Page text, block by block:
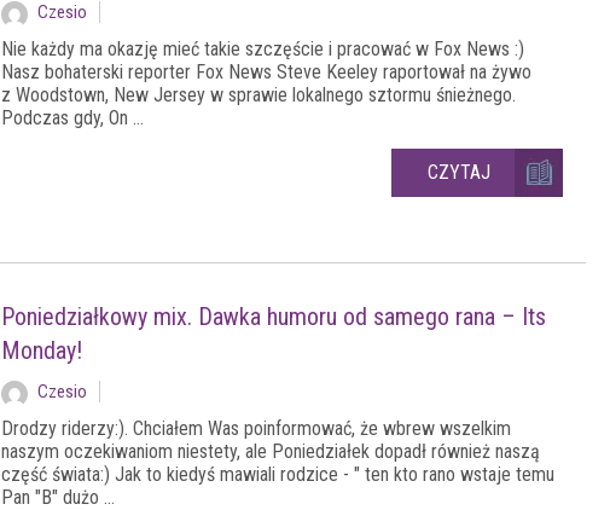
Czesio
Nie każdy ma okazję mieć takie szczęście i pracować w Fox News :)
Nasz bohaterski reporter Fox News Steve Keeley raportował na żywo
z Woodstown, New Jersey w sprawie lokalnego sztormu śnieżnego.
Podczas gdy, On ...
CZYTAJ
Poniedziałkowy mix. Dawka humoru od samego rana – Its
Monday!
Czesio
Drodzy riderzy:). Chciałem Was poinformować, że wbrew wszelkim
naszym oczekiwaniom niestety, ale Poniedziałek dopadł również naszą
część świata:) Jak to kiedyś mawiali rodzice - " ten kto rano wstaje temu
Pan "B" dużo ...